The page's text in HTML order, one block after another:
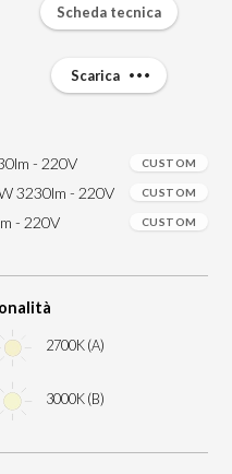
- 220V CUSTOM
3230lm - 220V CUSTOM
- 220V CUSTOM
2700K (A)
3000K (B)
Scheda tecnica
Scarica